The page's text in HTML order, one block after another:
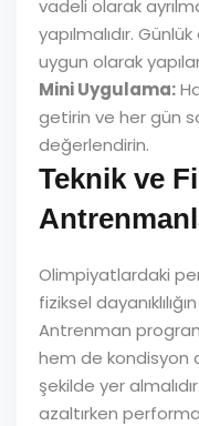
vadeli olarak
yapılmalıdır.
uygun olarak
Mini Uygulama:
getirin ve her gün
değerlendirin.
Teknik ve
Olimpiyatlardaki
fiziksel
Antrenman
hem de kondisyon
şekilde yer
azaltırken